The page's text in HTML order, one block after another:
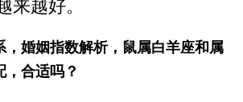
来越好。
，婚姻指数解析，鼠属白羊座和属
，合适吗？